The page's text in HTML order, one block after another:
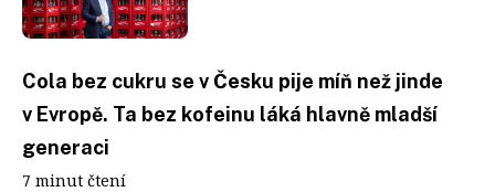
Cola bez cukru se v Česku pije míň než jinde
v Evropě. Ta bez kofeinu láká hlavně mladší
generaci
7 minut čtení